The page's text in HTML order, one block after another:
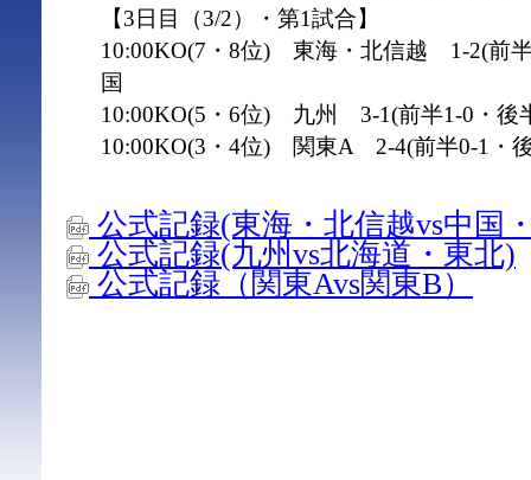
【3日目（3/2）・第1試合】
10:00KO(7・8位) 東海・北信越 1-2(前
国
10:00KO(5・6位) 九州 3-1(前半1-0・後
10:00KO(3・4位) 関東A 2-4(前半0-1・
公式記録(東海・北信越vs中国
公式記録(九州vs北海道・東北)
公式記録（関東Avs関東B）